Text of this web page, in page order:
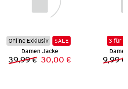
Online Exklusiv
SALE
Damen Jacke
Vorheriger Preis:
39,99 € Neuer Preis:
30,00 €
3 für 2
9,99 €